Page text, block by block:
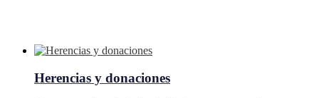
Herencias y donaciones